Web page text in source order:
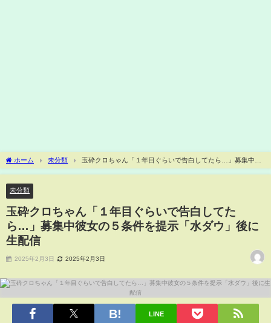
ホーム 未分類
玉砕クロちゃん「１年目ぐらいで告白してたら…」募集中彼
女の５条件を提示「水ダウ」後に生配信
未分類
玉砕クロちゃん「１年目ぐらいで告白してた
ら…」募集中彼女の５条件を提示「水ダウ」後に
生配信
2025年2月3日 2025年2月3日
LINE